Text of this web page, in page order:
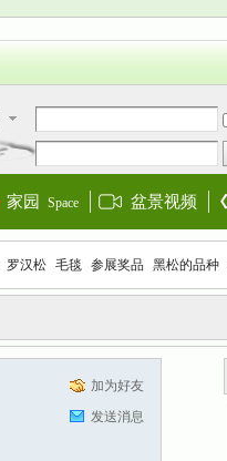
家园 Space 盆景视频
罗汉松 毛毯 参展奖品 黑松的品种
加为好友
发送消息